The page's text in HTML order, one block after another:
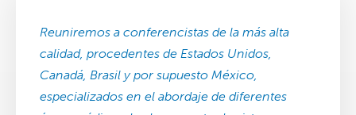
Reuniremos a conferencistas de la más alta
calidad, procedentes de Estados Unidos,
Canadá, Brasil y por supuesto México,
especializados en el abordaje de diferentes